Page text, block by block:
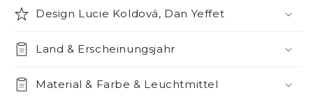
Design Lucie Koldová, Dan Yeffet
Land & Erscheinungsjahr
Material & Farbe & Leuchtmittel